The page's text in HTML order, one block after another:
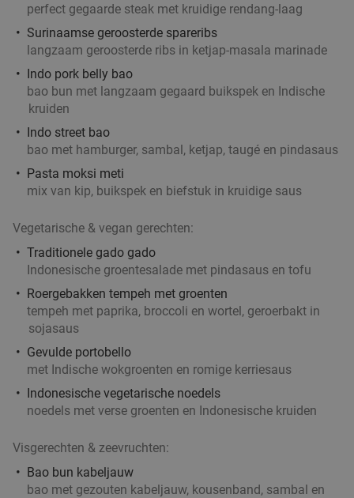
perfect gegaarde steak met kruidige rendang-laag
Surinaamse geroosterde spareribs
langzaam geroosterde ribs in ketjap-masala marinade
Indo pork belly bao
bao bun met langzaam gegaard buikspek en Indische
kruiden
Indo street bao
bao met hamburger, sambal, ketjap, taugé en pindasaus
Pasta moksi meti
mix van kip, buikspek en biefstuk in kruidige saus
Vegetarische & vegan gerechten:
Traditionele gado gado
Indonesische groentesalade met pindasaus en tofu
Roergebakken tempeh met groenten
tempeh met paprika, broccoli en wortel, geroerbakt in
sojasaus
Gevulde portobello
met Indische wokgroenten en romige kerriesaus
Indonesische vegetarische noedels
noedels met verse groenten en Indonesische kruiden
Visgerechten & zeevruchten:
Bao bun kabeljauw
bao met gezouten kabeljauw, kousenband, sambal en